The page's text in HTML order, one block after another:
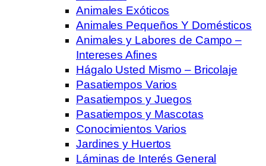
Animales Exóticos
Animales Pequeños Y Domésticos
Animales y Labores de Campo –
Intereses Afines
Hágalo Usted Mismo – Bricolaje
Pasatiempos Varios
Pasatiempos y Juegos
Pasatiempos y Mascotas
Conocimientos Varios
Jardines y Huertos
Láminas de Interés General